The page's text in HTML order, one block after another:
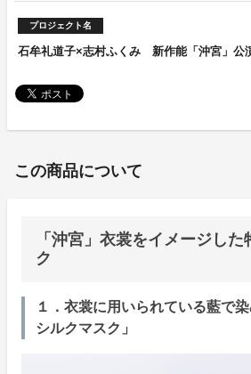
プロジェクト名
石牟礼道子×志村ふくみ 新作能「沖宮」公
この商品について
「沖宮」衣裳をイメージし
ク
１．衣裳に用いられている藍で
シルクマスク」